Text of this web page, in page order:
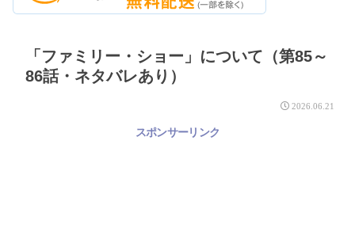
「ファミリー・ショー」について（第85～
86話・ネタバレあり）
2026.06.21
スポンサーリンク